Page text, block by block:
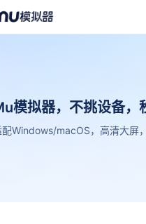
模拟器，不挑设备，
配Windows/macOS，高清大屏